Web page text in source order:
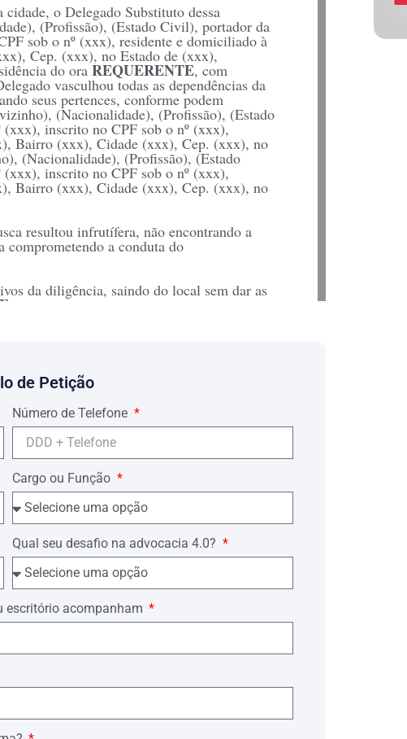
o Delegado Substituto dessa
(Profissão), (Estado Civil), portador da
sob o nº (xxx), residente e domiciliado à
Cep. (xxx), no Estado de (xxx),
do oraREQUERENTE, com
vasculhou todas as dependências da
seus pertences, conforme podem
(Nacionalidade), (Profissão), (Estado
inscrito no CPF sob o nº (xxx),
Bairro (xxx), Cidade (xxx), Cep. (xxx), no
(Nacionalidade), (Profissão), (Estado
inscrito no CPF sob o nº (xxx),
Bairro (xxx), Cidade (xxx), Cep. (xxx), no
resultou infrutífera, não encontrando a
a conduta do
da diligência, saindo do local sem dar as
os motivos da referida diligência.
de Petição
Número de Telefone
Cargo ou Função
Qual seu desafio na advocacia 4.0?
escritório acompanham